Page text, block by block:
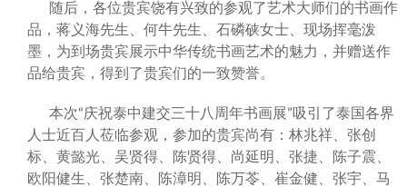
随后，各位贵宾饶有兴致的参观了艺术大师们的书画作
品，蒋义海先生、何牛先生、石磷硖女士、现场挥毫泼
墨，为到场贵宾展示中华传统书画艺术的魅力，并赠送作
品给贵宾，得到了贵宾们的一致赞誉。
本次“庆祝泰中建交三十八周年书画展”吸引了泰国各界
人士近百人莅临参观，参加的贵宾尚有：林兆祥、张创
标、黄懿光、吴贤得、陈贤得、尚延明、张捷、陈子震、
欧阳健生、张楚南、陈漳明、陈万苓、崔金健、张宇、马